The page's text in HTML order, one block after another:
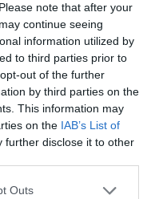
note that after your
continue seeing
information utilized by
to third parties prior to
out of the further
by third parties on the
This information may
on the IAB’s List of
further disclose it to other
Outs